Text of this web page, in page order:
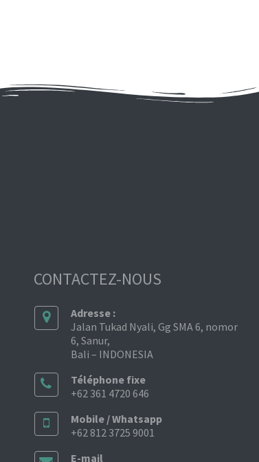
CONTACTEZ-NOUS
Adresse :
Jalan Tukad Nyali, Gg SMA 6, nomor
6, Sanur,
Bali – INDONESIA
Téléphone fixe
+62 361 4720 646
Mobile / Whatsapp
+62 812 3725 9001
E-mail